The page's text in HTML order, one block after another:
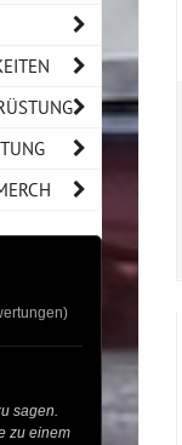
sagen.
zu einem